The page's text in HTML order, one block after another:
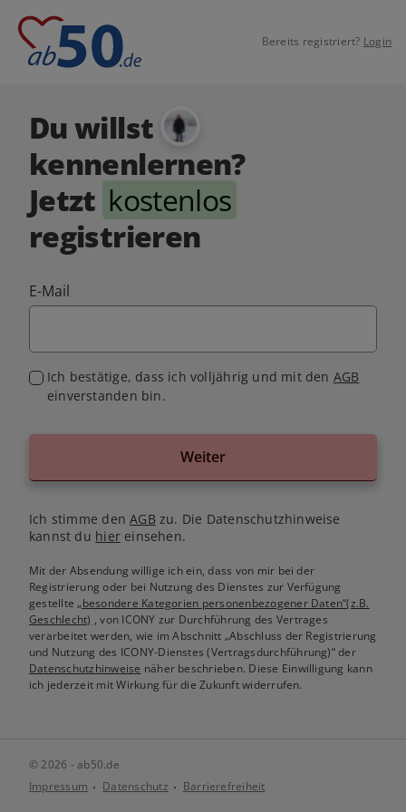
Bereits registriert? Login
Du willst
kennenlernen?
Jetzt kostenlos
registrieren
E-Mail
Ich bestätige, dass ich volljährig und mit den AGB
einverstanden bin.
Weiter
Ich stimme denAGB zu. Die Datenschutzhinweise
kannst du hiereinsehen.
Mit der Absendung willige ich ein, dass von mir bei der
Registrierung oder bei Nutzung des Dienstes zur Verfügung
gestellte„besondere Kategorien personenbezogener Daten“(z.B.
Geschlecht) , von ICONY zur Durchführung des Vertrages
verarbeitet werden, wie im Abschnitt „Abschluss der Registrierung
und Nutzung des ICONY-Dienstes (Vertragsdurchführung)“ der
Datenschutzhinweise näher beschrieben. Diese Einwilligung kann
ich jederzeit mit Wirkung für die Zukunft widerrufen.
© 2026 - ab50.de
Impressum
Datenschutz Barrierefreiheit